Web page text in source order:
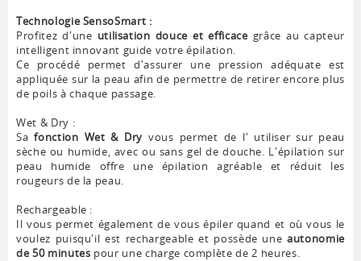
Technologie SensoSmart :
Profitez d'une utilisation douce et efficacegrâce au capteur
intelligent innovant guide votre épilation.
Ce procédé permet d'assurer une pression adéquate est
appliquée sur la peau afin de permettre de retirer encore plus
de poils à chaque passage.
Wet & Dry :
Safonction Wet & Dry vous permet de l' utiliser sur peau
sèche ou humide, avec ou sans gel de douche. L'épilation sur
peau humide offre une épilation agréable et réduit les
rougeurs de la peau.
Rechargeable :
Il vous permet également de vous épiler quand et où vous le
voulez puisqu'il est rechargeable et possède uneautonomie
de 50 minutes pour une charge complète de 2 heures.